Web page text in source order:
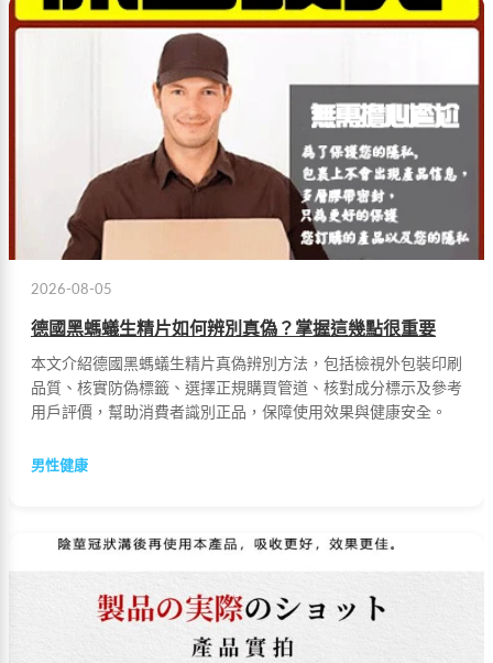
2026-08-05
德國黑螞蟻生精片如何辨別真偽？掌握這幾點很重要
本文介紹德國黑螞蟻生精片真偽辨別方法，包括檢視外包裝印刷
品質、核實防偽標籤、選擇正規購買管道、核對成分標示及參考
用戶評價，幫助消費者識別正品，保障使用效果與健康安全。
男性健康